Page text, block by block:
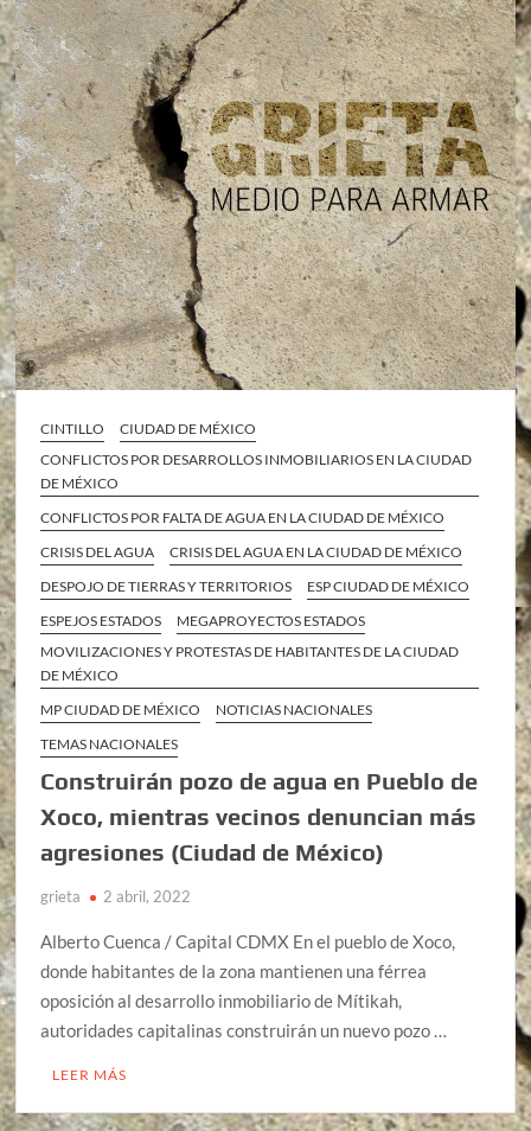
CINTILLO
CIUDAD DE MÉXICO
CONFLICTOS POR DESARROLLOS INMOBILIARIOS EN LA CIUDAD
DE MÉXICO
CONFLICTOS POR FALTA DE AGUA EN LA CIUDAD DE MÉXICO
CRISIS DEL AGUA
CRISIS DEL AGUA EN LA CIUDAD DE MÉXICO
DESPOJO DE TIERRAS Y TERRITORIOS
ESP CIUDAD DE MÉXICO
ESPEJOS ESTADOS
MEGAPROYECTOS ESTADOS
MOVILIZACIONES Y PROTESTAS DE HABITANTES DE LA CIUDAD
DE MÉXICO
MP CIUDAD DE MÉXICO
NOTICIAS NACIONALES
TEMAS NACIONALES
Construirán pozo de agua en Pueblo de
Xoco, mientras vecinos denuncian más
agresiones (Ciudad de México)
grieta 2 abril, 2022
Alberto Cuenca / Capital CDMX En el pueblo de Xoco,
donde habitantes de la zona mantienen una férrea
oposición al desarrollo inmobiliario de Mítikah,
autoridades capitalinas construirán un nuevo pozo …
LEER MÁS